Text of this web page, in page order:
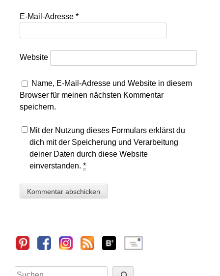
E-Mail-Adresse*
Website
Name, E-Mail-Adresse und Website in diesem
Browser für meinen nächsten Kommentar
speichern.
Mit der Nutzung dieses Formulars erklärst du
dich mit der Speicherung und Verarbeitung
deiner Daten durch diese Website
einverstanden.*
Sidebar
Suchen